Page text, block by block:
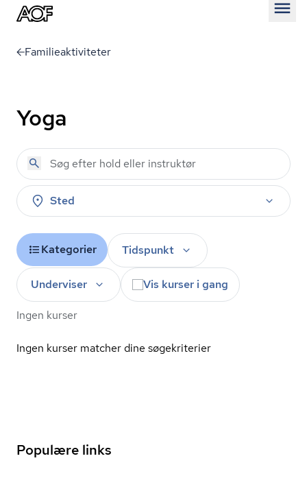
Familieaktiviteter
Yoga
Sted
Kategorier Tidspunkt
Underviser Vis kurser i gang
Ingen kurser
Ingen kurser matcher dine søgekriterier
Populære links